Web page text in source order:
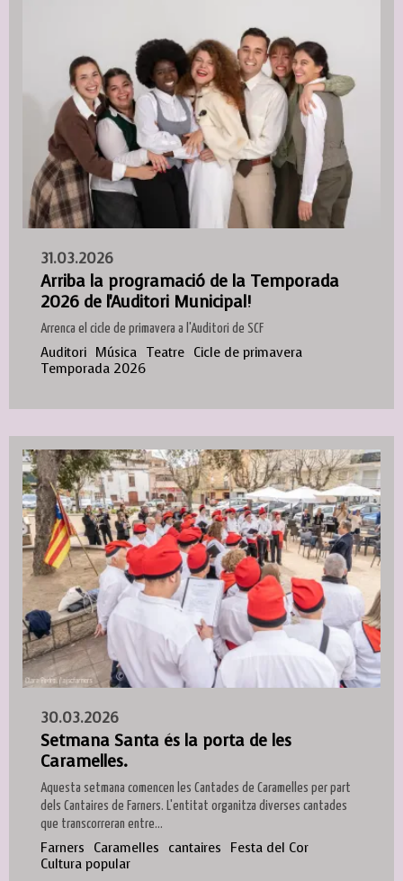
31.03.2026
Arriba la programació de la Temporada
2026 de l'Auditori Municipal!
Arrenca el cicle de primavera a l'Auditori de SCF
Auditori Música Teatre Cicle de primavera
Temporada 2026
30.03.2026
Setmana Santa és la porta de les
Caramelles.
Aquesta setmana comencen les Cantades de Caramelles per part
dels Cantaires de Farners. L'entitat organitza diverses cantades
que transcorreran entre...
Farners Caramelles cantaires
Festa del Cor
Cultura popular